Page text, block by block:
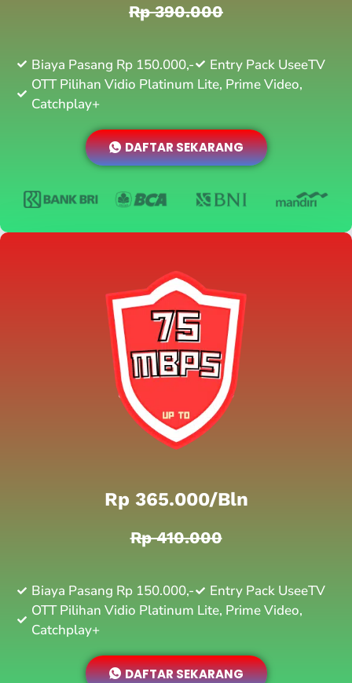
Rp 390.000
Biaya Pasang Rp 150.000,-
Entry Pack UseeTV
OTT Pilihan Vidio Platinum Lite, Prime Video,
Catchplay+
DAFTAR SEKARANG
Rp 365.000/bln
Rp 410.000
Biaya Pasang Rp 150.000,-
Entry Pack UseeTV
OTT Pilihan Vidio Platinum Lite, Prime Video,
Catchplay+
DAFTAR SEKARANG